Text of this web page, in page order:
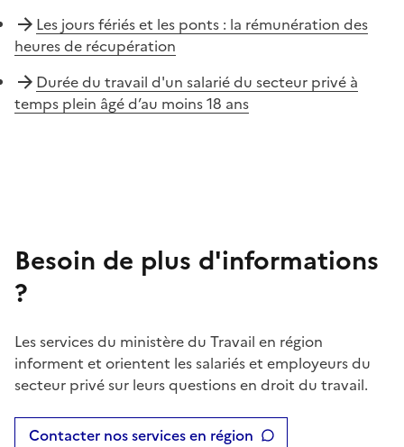
Les jours fériés et les ponts : la rémunération des
heures de récupération
Durée du travail d'un salarié du secteur privé à
temps plein âgé d’au moins 18 ans
Besoin de plus d'informations
?
Les services du ministère du Travail en région
informent et orientent les salariés et employeurs du
secteur privé sur leurs questions en droit du travail.
Contacter nos services en région